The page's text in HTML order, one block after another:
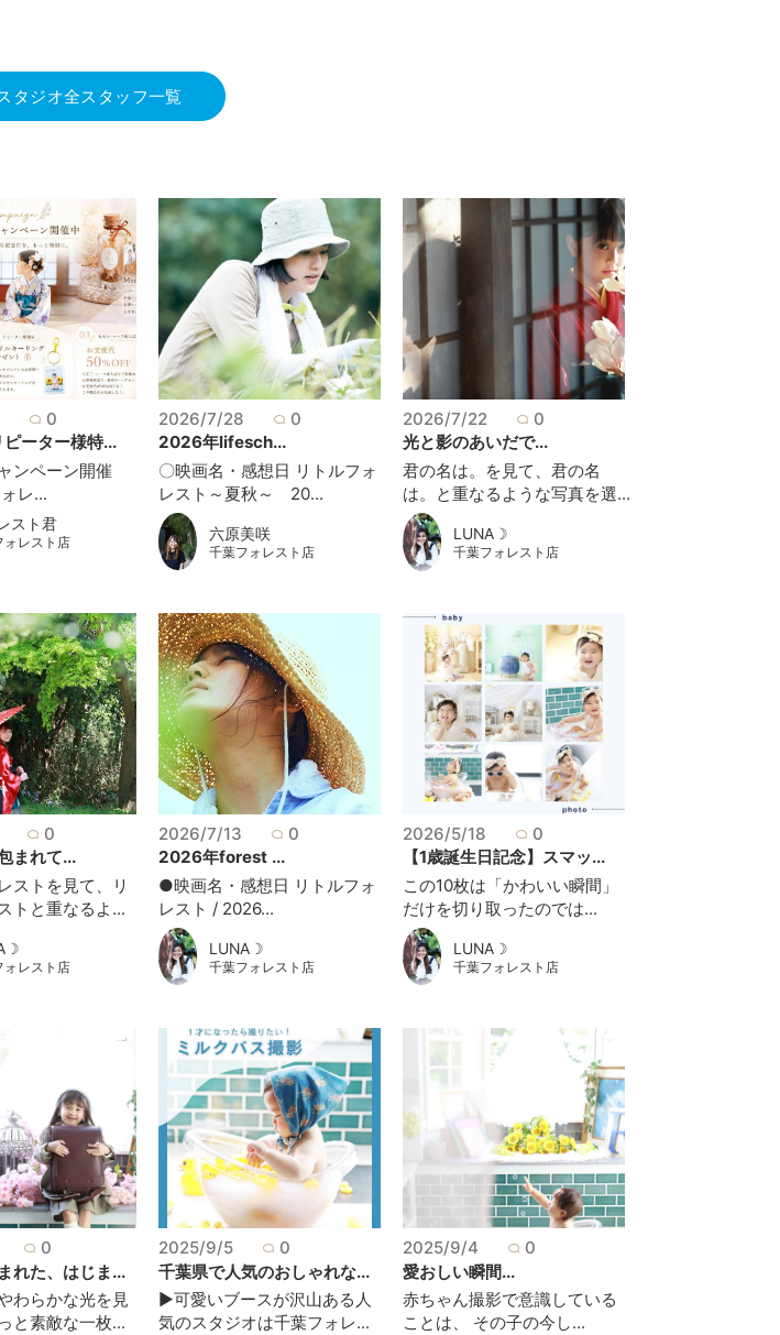
タジオ全スタッフ一覧
0
ーター様特...
ンペーン開催
レ...
スト君
ォレスト店
2026/7/28
0
2026年lifesch...
〇映画名・感想日 リトルフォ
レスト～夏秋～ 20...
六原美咲
千葉フォレスト店
2026/7/22
0
光と影のあいだで...
君の名は。を見て、君の名
は。と重なるような写真を選...
LUNA☽
千葉フォレスト店
0
まれて...
ストを見て、リ
トと重なるよ...
ォレスト店
2026/7/13
0
2026年forest ...
●映画名・感想日 リトルフォ
レスト / 2026...
LUNA☽
千葉フォレスト店
2026/5/18
0
【1歳誕生日記念】スマッ...
この10枚は「かわいい瞬間」
だけを切り取ったのでは...
LUNA☽
千葉フォレスト店
0
れた、はじま...
わらかな光を見
と素敵な一枚...
2025/9/5
0
千葉県で人気のおしゃれな...
▶可愛いブースが沢山ある人
気のスタジオは千葉フォレ...
2025/9/4
0
愛おしい瞬間...
赤ちゃん撮影で意識している
ことは、 その子の今し...